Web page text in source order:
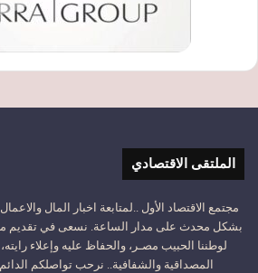
الملتقى الاقتصادي
مجتمع الاقتصاد الأول ..لمتابعة اخبار المال
بشكل محدث على مدار الساعة. نسعى في تقديم
لوطننا الحبيب مصـر، والحفاظ عليه وإعلاء رايته،